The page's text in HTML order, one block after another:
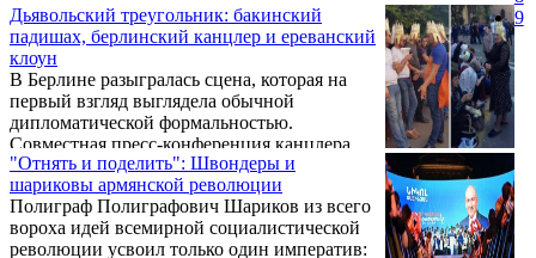
режима, пытавшегося балансировать между
Западом и Москвой.
Дьявольский треугольник: бакинский
падишах, берлинский канцлер и ереванский
клоун
В Берлине разыгралась сцена, которая на
первый взгляд выглядела обычной
дипломатической формальностью.
Совместная пресс-конференция канцлера
Германии Фридриха Мерца и президента
Азербайджана Ильхама Алиева ничем не
предвещала сенсаций, пока один из
журналистов не напомнил о публикации
британской Times, сообщившей о закрытых
"Отнять и поделить": Швондеры и
шариковы армянской революции
Полиграф Полиграфович Шариков из всего
вороха идей всемирной социалистической
революции усвоил только один императив:
9